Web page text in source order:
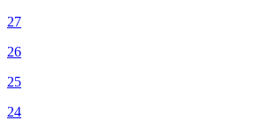
27
26
25
24